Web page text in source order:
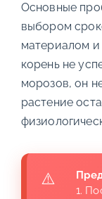
Основные
выбором
материалом и
корень не
морозов, он
растение
1.